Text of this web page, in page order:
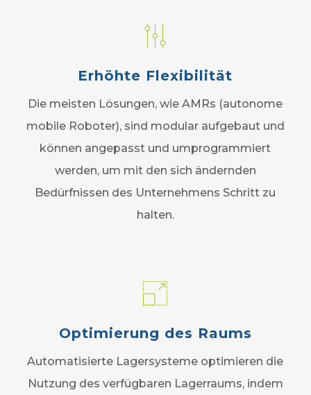
Erhöhte Flexibilität
Die meisten Lösungen, wie AMRs (autonome
mobile Roboter), sind modular aufgebaut und
können angepasst und umprogrammiert
werden, um mit den sich ändernden
Bedürfnissen des Unternehmens Schritt zu
halten.
Optimierung des Raums
Automatisierte Lagersysteme optimieren die
Nutzung des verfügbaren Lagerraums, indem